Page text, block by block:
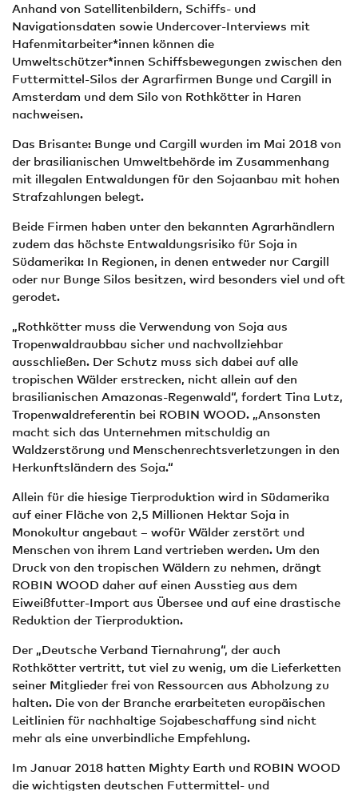
Anhand von Satellitenbildern, Schiffs- und
Navigationsdaten sowie Undercover-Interviews mit
Hafenmitarbeiter*innen können die
Umweltschützer*innen Schiffsbewegungen zwischen den
Futtermittel-Silos der Agrarfirmen Bunge und Cargill in
Amsterdam und dem Silo von Rothkötter in Haren
nachweisen.
Das Brisante: Bunge und Cargill wurden im Mai 2018 von
der brasilianischen Umweltbehörde im Zusammenhang
mit illegalen Entwaldungen für den Sojaanbau mit hohen
Strafzahlungen belegt.
Beide Firmen haben unter den bekannten Agrarhändlern
zudem das höchste Entwaldungsrisiko für Soja in
Südamerika: In Regionen, in denen entweder nur Cargill
oder nur Bunge Silos besitzen, wird besonders viel und oft
gerodet.
„Rothkötter muss die Verwendung von Soja aus
Tropenwaldraubbau sicher und nachvollziehbar
ausschließen. Der Schutz muss sich dabei auf alle
tropischen Wälder erstrecken, nicht allein auf den
brasilianischen Amazonas-Regenwald“, fordert Tina Lutz,
Tropenwaldreferentin bei ROBIN WOOD. „Ansonsten
macht sich das Unternehmen mitschuldig an
Waldzerstörung und Menschenrechtsverletzungen in den
Herkunftsländern des Soja.“
Allein für die hiesige Tierproduktion wird in Südamerika
auf einer Fläche von 2,5 Millionen Hektar Soja in
Monokultur angebaut – wofür Wälder zerstört und
Menschen von ihrem Land vertrieben werden. Um den
Druck von den tropischen Wäldern zu nehmen, drängt
ROBIN WOOD daher auf einen Ausstieg aus dem
Eiweißfutter-Import aus Übersee und auf eine drastische
Reduktion der Tierproduktion.
Der „Deutsche Verband Tiernahrung“, der auch
Rothkötter vertritt, tut viel zu wenig, um die Lieferketten
seiner Mitglieder frei von Ressourcen aus Abholzung zu
halten. Die von der Branche erarbeiteten europäischen
Leitlinien für nachhaltige Sojabeschaffung sind nicht
mehr als eine unverbindliche Empfehlung.
Im Januar 2018 hatten Mighty Earth und ROBIN WOOD
die wichtigsten deutschen Futtermittel- und